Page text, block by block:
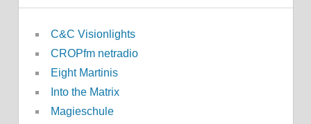
C&C Visionlights
CROPfm netradio
Eight Martinis
Into the Matrix
Magieschule